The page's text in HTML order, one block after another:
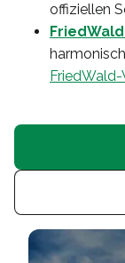
offiziellen